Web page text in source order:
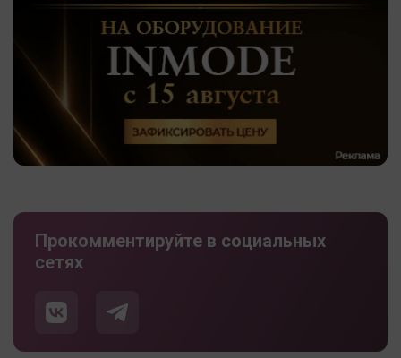
Прокомментируйте в социальных
сетях